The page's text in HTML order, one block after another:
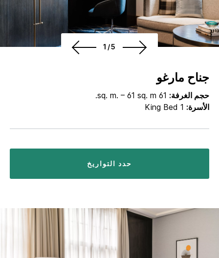
1/5
جناح مارغو
حجم الغرفة: 61 sq. m. – 61 sq. m.
الأسرة: 1 King Bed
حدد التواريخ